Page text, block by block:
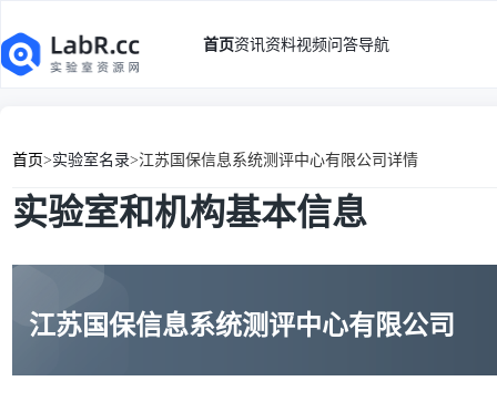
首页资讯资料视频问答导航
首页>实验室名录>江苏国保信息系统测评中心有限公司详情
实验室和机构基本信息
江苏国保信息系统测评中心有限公司